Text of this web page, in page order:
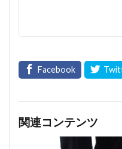
関連コンテンツ